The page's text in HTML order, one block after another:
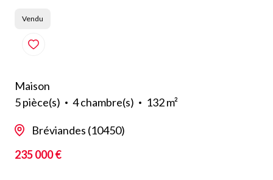
Vendu
Maison
5 pièce(s)
4 chambre(s) 132 m²
Bréviandes (10450)
235 000 €